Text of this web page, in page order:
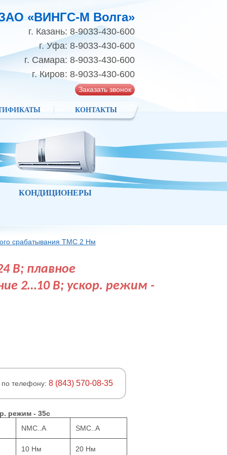
«ВИНГС-М Волга»
г. Казань: 8-9033-430-600
г. Уфа: 8-9033-430-600
г. Самара: 8-9033-430-600
г. Киров: 8-9033-430-600
Заказать звонок
КОНТАКТЫ
КОНДИЦИОНЕРЫ
срабатывания TMC 2 Нм
В; плавное
2…10 В; ускор. режим -
по телефону: 8 (843) 570-08-35
режим - 35с
NMC..A SMC..A
10 Нм 20 Нм